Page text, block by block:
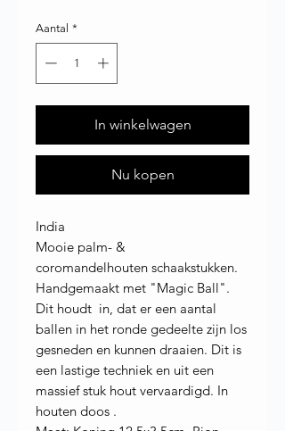
Aantal *
In winkelwagen
Nu kopen
India
Mooie palm- &
coromandelhouten schaakstukken.
Handgemaakt met "Magic Ball".
Dit houdt in, dat er een aantal
ballen in het ronde gedeelte zijn los
gesneden en kunnen draaien. Dit is
een lastige techniek en uit een
massief stuk hout vervaardigd. In
houten doos .